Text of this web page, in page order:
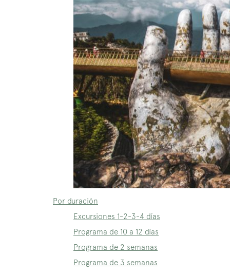
Por duración
Excursiones 1-2-3-4 días
Programa de 10 a 12 días
Programa de 2 semanas
Programa de 3 semanas